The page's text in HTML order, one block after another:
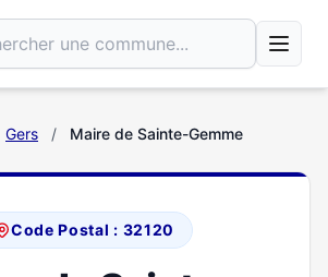
Gers / Maire de Sainte-Gemme
Code Postal : 32120